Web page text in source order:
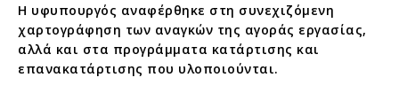
Η υφυπουργός αναφέρθηκε στη συνεχιζόμενη
χαρτογράφηση των αναγκών της αγοράς εργασίας,
αλλά και στα προγράμματα κατάρτισης και
επανακατάρτισης που υλοποιούνται.